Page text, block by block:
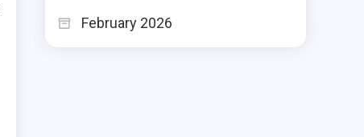
February 2026